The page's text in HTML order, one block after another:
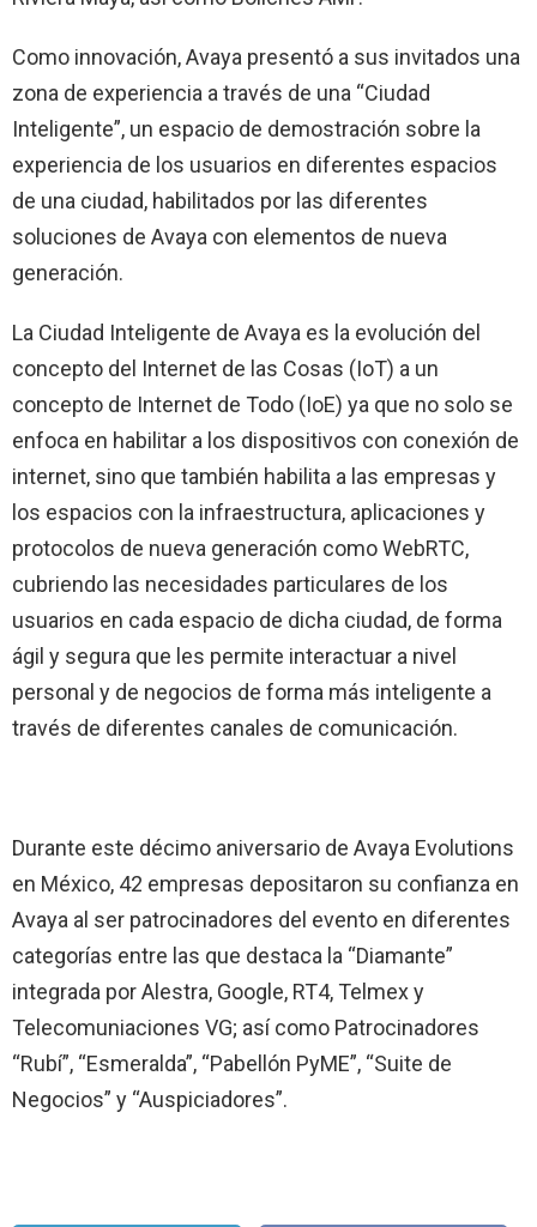
Como innovación, Avaya presentó a sus invitados una
zona de experiencia a través de una “Ciudad
Inteligente”, un espacio de demostración sobre la
experiencia de los usuarios en diferentes espacios
de una ciudad, habilitados por las diferentes
soluciones de Avaya con elementos de nueva
generación.
La Ciudad Inteligente de Avaya es la evolución del
concepto del Internet de las Cosas (IoT) a un
concepto de Internet de Todo (IoE) ya que no solo se
enfoca en habilitar a los dispositivos con conexión de
internet, sino que también habilita a las empresas y
los espacios con la infraestructura, aplicaciones y
protocolos de nueva generación como WebRTC,
cubriendo las necesidades particulares de los
usuarios en cada espacio de dicha ciudad, de forma
ágil y segura que les permite interactuar a nivel
personal y de negocios de forma más inteligente a
través de diferentes canales de comunicación.
Durante este décimo aniversario de Avaya Evolutions
en México, 42 empresas depositaron su confianza en
Avaya al ser patrocinadores del evento en diferentes
categorías entre las que destaca la “Diamante”
integrada por Alestra, Google, RT4, Telmex y
Telecomuniaciones VG; así como Patrocinadores
“Rubí”, “Esmeralda”, “Pabellón PyME”, “Suite de
Negocios” y “Auspiciadores”.